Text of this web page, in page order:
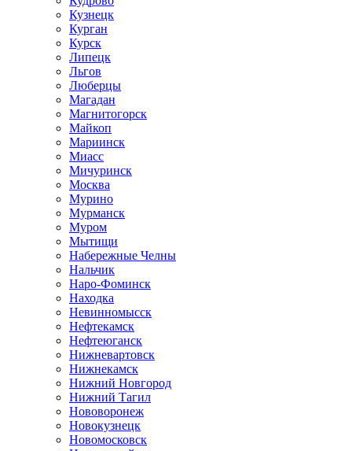
Кузнецк
Курган
Курск
Липецк
Льгов
Люберцы
Магадан
Магнитогорск
Майкоп
Мариинск
Миасс
Мичуринск
Москва
Мурино
Мурманск
Муром
Мытищи
Набережные Челны
Нальчик
Наро-Фоминск
Находка
Невинномысск
Нефтекамск
Нефтеюганск
Нижневартовск
Нижнекамск
Нижний Новгород
Нижний Тагил
Нововоронеж
Новокузнецк
Новомосковск